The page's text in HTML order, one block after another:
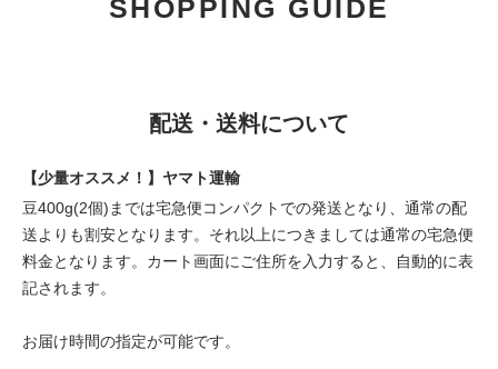
SHOPPING GUIDE
配送・送料について
【少量オススメ！】ヤマト運輸
豆400g(2個)までは宅急便コンパクトでの発送となり、通常の配
送よりも割安となります。それ以上につきましては通常の宅急便
料金となります。カート画面にご住所を入力すると、自動的に表
記されます。
お届け時間の指定が可能です。